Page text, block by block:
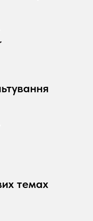
темах